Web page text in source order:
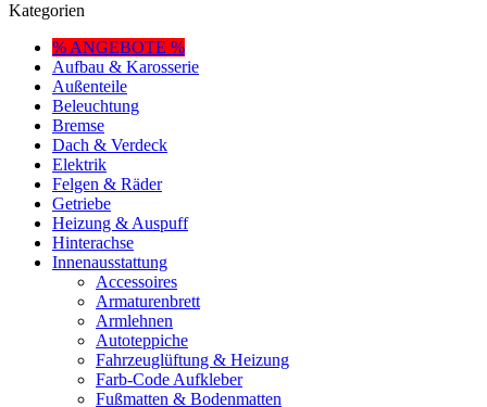
Kategorien
% ANGEBOTE %
Aufbau & Karosserie
Außenteile
Beleuchtung
Bremse
Dach & Verdeck
Elektrik
Felgen & Räder
Getriebe
Heizung & Auspuff
Hinterachse
Innenausstattung
Accessoires
Armaturenbrett
Armlehnen
Autoteppiche
Fahrzeuglüftung & Heizung
Farb-Code Aufkleber
Fußmatten & Bodenmatten